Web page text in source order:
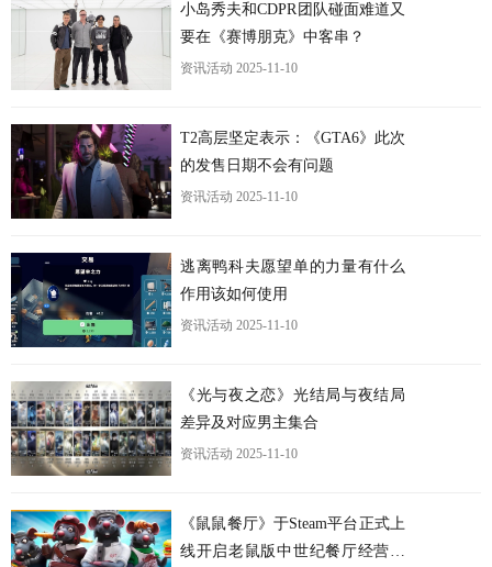
小岛秀夫和CDPR团队碰面难道又
要在《赛博朋克》中客串？
资讯活动 2025-11-10
T2高层坚定表示：《GTA6》此次
的发售日期不会有问题
资讯活动 2025-11-10
逃离鸭科夫愿望单的力量有什么
作用该如何使用
资讯活动 2025-11-10
《光与夜之恋》光结局与夜结局
差异及对应男主集合
资讯活动 2025-11-10
《鼠鼠餐厅》于Steam平台正式上
线开启老鼠版中世纪餐厅经营之